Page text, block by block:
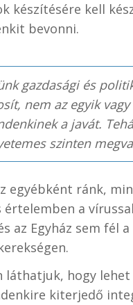
készítésére kell
bevonni.
gazdasági és
nem az egyik
a javát.
szinten
egyébként ránk,
a
az Egyház sem fél
láthatjuk, hogy
kiterjedő